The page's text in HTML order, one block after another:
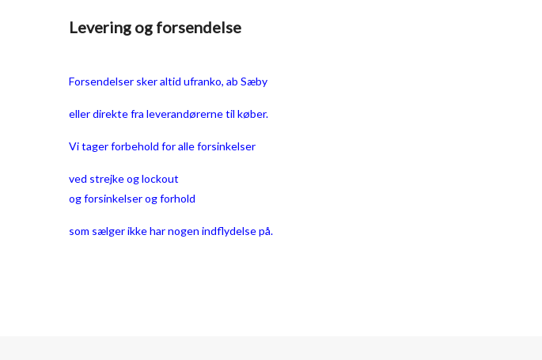
Levering og forsendelse
Forsendelser sker altid ufranko, ab Sæby
eller direkte fra leverandørerne til køber.
Vi tager forbehold for alle forsinkelser
ved strejke og lockout
og forsinkelser og forhold
som sælger ikke har nogen indflydelse på.